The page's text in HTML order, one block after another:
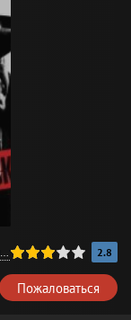
2.8
Пожаловаться